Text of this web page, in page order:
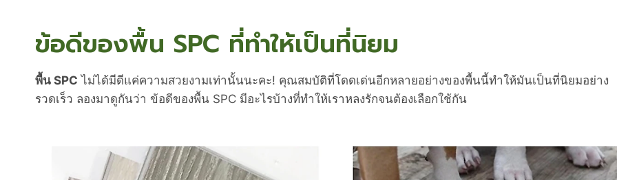
ข้อดีของพื้น SPC ที่ทำให้เป็นที่นิยม
พื้น SPC ไม่ได้มีดีแค่ความสวยงามเท่านั้นนะคะ! คุณสมบัติที่โดดเด่นอีกหลายอย่างของพื้นนี้ทำให้มันเป็นที่นิยมอย่าง
รวดเร็ว ลองมาดูกันว่า ข้อดีของพื้น SPC มีอะไรบ้างที่ทำให้เราหลงรักจนต้องเลือกใช้กัน